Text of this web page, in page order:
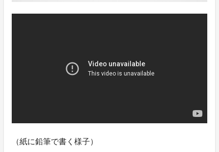
（紙に鉛筆で書く様子）